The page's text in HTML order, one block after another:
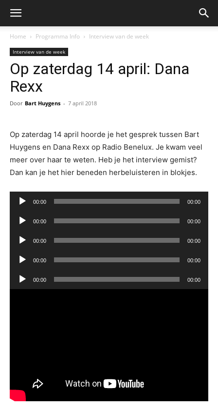
Home Programma Info Interview van de week
Interview van de week
Op zaterdag 14 april: Dana
Rexx
Door Bart Huygens - 7 april 2018
Op zaterdag 14 april hoorde je het gesprek tussen Bart
Huygens en Dana Rexx op Radio Benelux. Je kwam veel
meer over haar te weten. Heb je het interview gemist?
Dan kan je het hier beneden herbeluisteren in blokjes.
Audiospeler
00:00 00:00
Audiospeler
00:00 00:00
Audiospeler
00:00 00:00
Audiospeler
00:00 00:00
Audiospeler
00:00 00:00